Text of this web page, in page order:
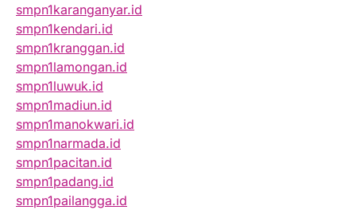
smpn1karanganyar.id
smpn1kendari.id
smpn1kranggan.id
smpn1lamongan.id
smpn1luwuk.id
smpn1madiun.id
smpn1manokwari.id
smpn1narmada.id
smpn1pacitan.id
smpn1padang.id
smpn1pailangga.id